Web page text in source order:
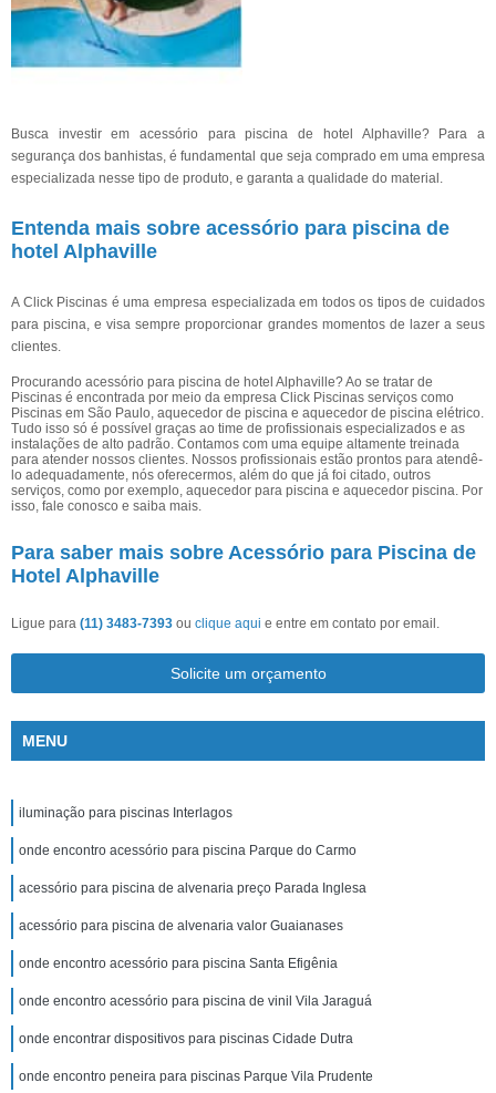
Busca investir em acessório para piscina de hotel Alphaville? Para a
segurança dos banhistas, é fundamental que seja comprado em uma empresa
especializada nesse tipo de produto, e garanta a qualidade do material.
Entenda mais sobre acessório para piscina de
hotel Alphaville
A Click Piscinas é uma empresa especializada em todos os tipos de cuidados
para piscina, e visa sempre proporcionar grandes momentos de lazer a seus
clientes.
Procurando acessório para piscina de hotel Alphaville? Ao se tratar de
Piscinas é encontrada por meio da empresa Click Piscinas serviços como
Piscinas em São Paulo, aquecedor de piscina e aquecedor de piscina elétrico.
Tudo isso só é possível graças ao time de profissionais especializados e as
instalações de alto padrão. Contamos com uma equipe altamente treinada
para atender nossos clientes. Nossos profissionais estão prontos para atendê-
lo adequadamente, nós oferecermos, além do que já foi citado, outros
serviços, como por exemplo, aquecedor para piscina e aquecedor piscina. Por
isso, fale conosco e saiba mais.
Para saber mais sobre Acessório para Piscina de
Hotel Alphaville
Ligue para (11) 3483-7393 ou clique aqui e entre em contato por email.
Solicite um orçamento
MENU
iluminação para piscinas Interlagos
onde encontro acessório para piscina Parque do Carmo
acessório para piscina de alvenaria preço Parada Inglesa
acessório para piscina de alvenaria valor Guaianases
onde encontro acessório para piscina Santa Efigênia
onde encontro acessório para piscina de vinil Vila Jaraguá
onde encontrar dispositivos para piscinas Cidade Dutra
onde encontro peneira para piscinas Parque Vila Prudente